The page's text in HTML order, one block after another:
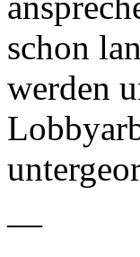
schon
werden
—